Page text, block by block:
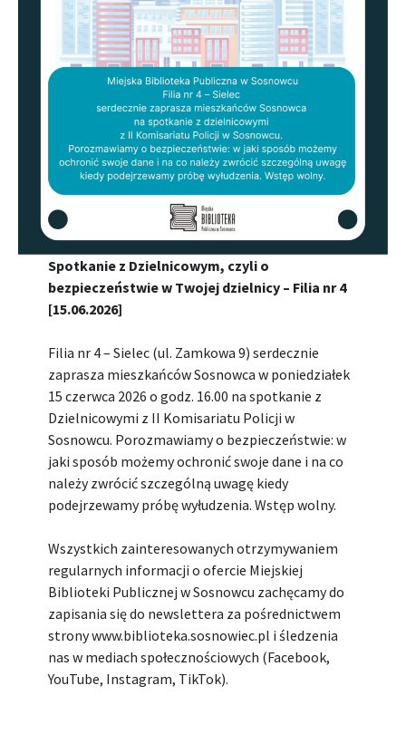
Spotkanie z Dzielnicowym, czyli o
bezpieczeństwie w Twojej dzielnicy – Filia nr 4
[15.06.2026]
Filia nr 4 – Sielec (ul. Zamkowa 9) serdecznie
zaprasza mieszkańców Sosnowca w poniedziałek
15 czerwca 2026 o godz. 16.00 na spotkanie z
Dzielnicowymi z II Komisariatu Policji w
Sosnowcu. Porozmawiamy o bezpieczeństwie: w
jaki sposób możemy ochronić swoje dane i na co
należy zwrócić szczególną uwagę kiedy
podejrzewamy próbę wyłudzenia. Wstęp wolny.
Wszystkich zainteresowanych otrzymywaniem
regularnych informacji o ofercie Miejskiej
Biblioteki Publicznej w Sosnowcu zachęcamy do
zapisania się do newslettera za pośrednictwem
strony www.biblioteka.sosnowiec.pl i śledzenia
nas w mediach społecznościowych (Facebook,
YouTube, Instagram, TikTok).